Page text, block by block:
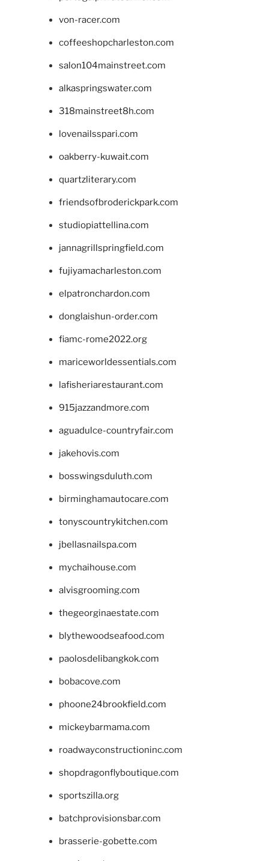
von-racer.com
coffeeshopcharleston.com
salon104mainstreet.com
alkaspringswater.com
318mainstreet8h.com
lovenailsspari.com
oakberry-kuwait.com
quartzliterary.com
friendsofbroderickpark.com
studiopiattellina.com
jannagrillspringfield.com
fujiyamacharleston.com
elpatronchardon.com
donglaishun-order.com
fiamc-rome2022.org
mariceworldessentials.com
lafisheriarestaurant.com
915jazzandmore.com
aguadulce-countryfair.com
jakehovis.com
bosswingsduluth.com
birminghamautocare.com
tonyscountrykitchen.com
jbellasnailspa.com
mychaihouse.com
alvisgrooming.com
thegeorginaestate.com
blythewoodseafood.com
paolosdelibangkok.com
bobacove.com
phoone24brookfield.com
mickeybarmama.com
roadwayconstructioninc.com
shopdragonflyboutique.com
sportszilla.org
batchprovisionsbar.com
brasserie-gobette.com